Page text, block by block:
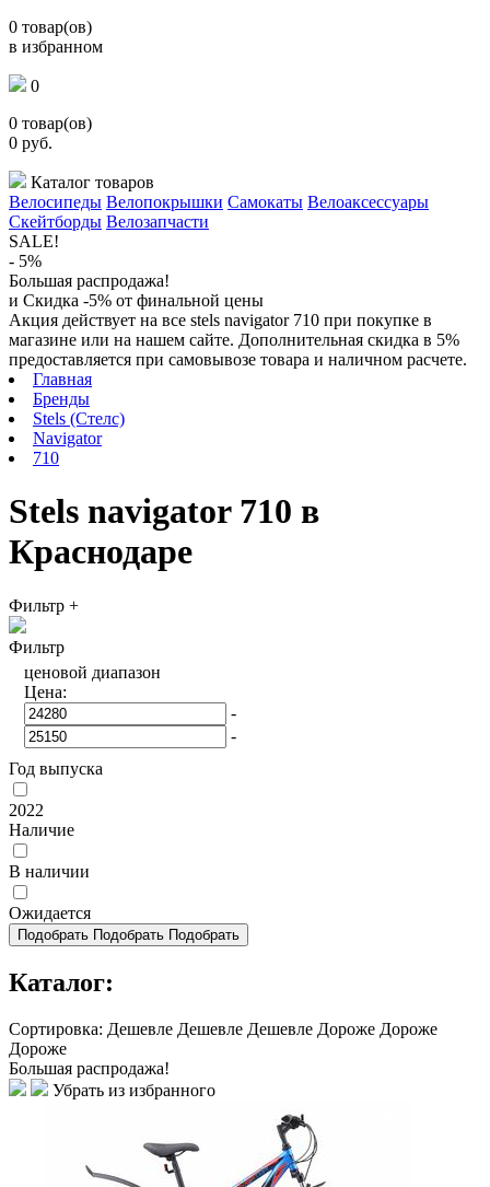
0 товар(ов)
в избранном
0
0 товар(ов)
0 руб.
Каталог товаров
Велосипеды Велопокрышки Самокаты Велоаксессуары
Скейтборды Велозапчасти
SALE!
- 5%
Большая распродажа!
и Скидка -5% от финальной цены
Акция действует на все stels navigator 710 при покупке в
магазине или на нашем сайте. Дополнительная скидка в 5%
предоставляется при самовывозе товара и наличном расчете.
Главная
Бренды
Stels (Стелс)
Navigator
710
Stels navigator 710 в
Краснодаре
Фильтр +
Фильтр
ценовой диапазон
Цена:
-
-
Год выпуска
2022
Наличие
В наличии
Ожидается
Подобрать Подобрать Подобрать
Каталог:
Сортировка: Дешевле Дешевле Дешевле Дороже Дороже
Дороже
Большая распродажа!
Убрать из избранного